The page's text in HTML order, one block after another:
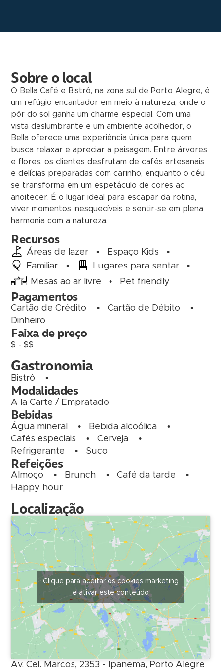
Sobre o local
O Bella Café e Bistrô, na zona sul de Porto Alegre, é
um refúgio encantador em meio à natureza, onde o
pôr do sol ganha um charme especial. Com uma
vista deslumbrante e um ambiente acolhedor, o
Bella oferece uma experiência única para quem
busca relaxar e apreciar a paisagem. Entre árvores
e flores, os clientes desfrutam de cafés artesanais
e delícias preparadas com carinho, enquanto o céu
se transforma em um espetáculo de cores ao
anoitecer. É o lugar ideal para escapar da rotina,
viver momentos inesquecíveis e sentir-se em plena
harmonia com a natureza.
Recursos
Áreas de lazer • Espaço Kids
•
Familiar
• Lugares para sentar
•
Mesas ao ar livre
• Pet friendly
Pagamentos
Cartão de Crédito • Cartão de Débito
•
Dinheiro
Faixa de preço
$ - $$
Gastronomia
Bistrô •
Modalidades
A la Carte / Empratado
Bebidas
Água mineral • Bebida alcoólica
•
Cafés especiais
• Cerveja
•
Refrigerante
• Suco
Refeições
Almoço • Brunch • Café da tarde
•
Happy hour
Localização
Clique para aceitar os cookies marketing
e ativar este conteúdo
Av. Cel. Marcos, 2353 - Ipanema, Porto Alegre